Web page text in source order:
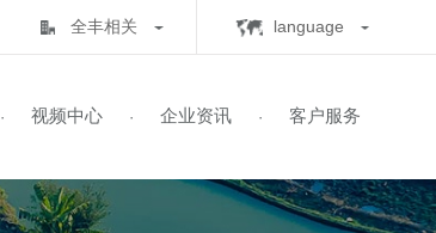
全丰相关
全丰航空
飞行学校 视频中心 企业资讯